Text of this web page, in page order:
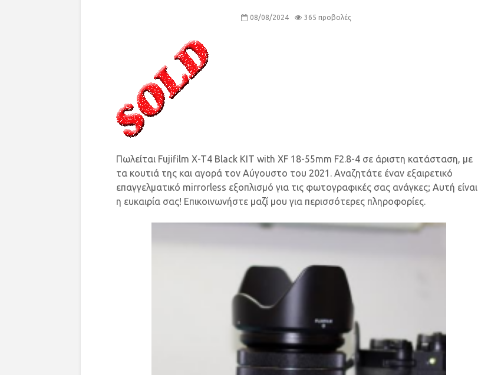
08/08/2024 365 προβολές
Πωλείται Fujifilm X-T4 Black KIT with XF 18-55mm F2.8-4 σε άριστη κατάσταση, με
τα κουτιά της και αγορά τον Αύγουστο του 2021. Αναζητάτε έναν εξαιρετικό
επαγγελματικό mirrorless εξοπλισμό για τις φωτογραφικές σας ανάγκες; Αυτή είναι
η ευκαιρία σας! Επικοινωνήστε μαζί μου για περισσότερες πληροφορίες.